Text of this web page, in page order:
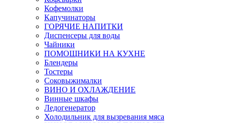
Кофемолки
Капучинаторы
ГОРЯЧИЕ НАПИТКИ
Диспенсеры для воды
Чайники
ПОМОЩНИКИ НА КУХНЕ
Блендеры
Тостеры
Соковыжималки
ВИНО И ОХЛАЖДЕНИЕ
Винные шкафы
Ледогенератор
Холодильник для вызревания мяса